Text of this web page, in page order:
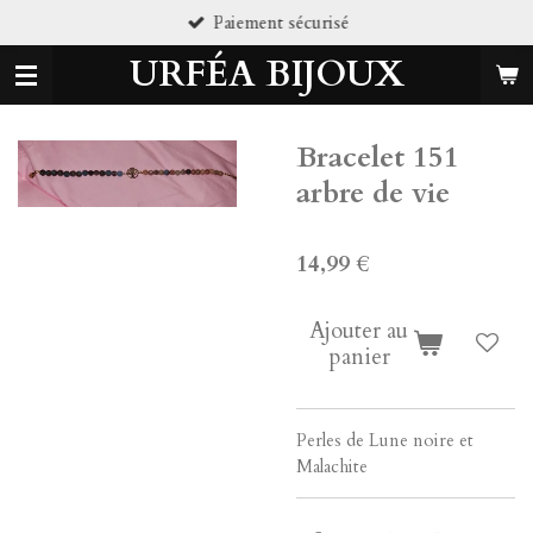
au
contenu
principal
URFÉA BIJOUX
Bracelet 151
arbre de vie
14,99 €
Ajouter au
panier
Perles de Lune noire et
Malachite